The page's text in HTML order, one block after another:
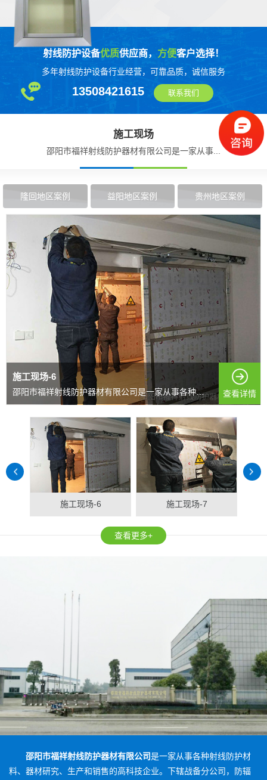
射线防护设备优质供应商， 方便客户选择！
多年射线防护设备行业经营，可靠品质，诚信服务
13508421615 联系我们
施工现场
邵阳市福祥射线防护器材有限公司是一家从事...
隆回地区案例 益阳地区案例 贵州地区案例
施工现场-6
邵阳市福祥射线防护器材有限公司是一家从事各种射线防护... 查看详情
施工现场-6 施工现场-7
查看更多+
邵阳市福祥射线防护器材有限公司是一家从事各种射线防护材
料、器材研究、生产和销售的高科技企业。下辖战备分公司，防辐